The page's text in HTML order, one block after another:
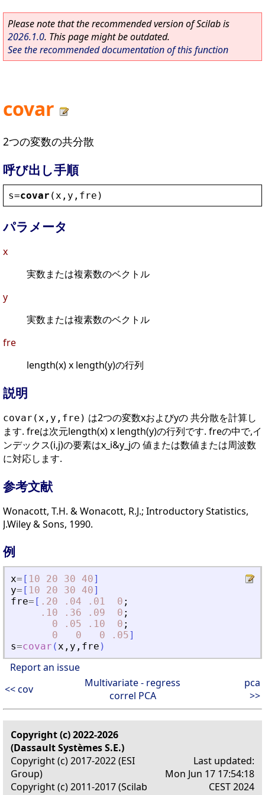
Please note that the recommended version of Scilab is
2026.1.0. This page might be outdated.
See the recommended documentation of this function
covar
2つの変数の共分散
呼び出し手順
s=covar ( x , y , fre )
パラメータ
x
実数または複素数のベクトル
y
実数または複素数のベクトル
fre
length(x) x length(y)の行列
説明
covar(x,y,fre) は2つの変数xおよびyの 共分散を計算し
ます. freは次元length(x) x length(y)の行列です. freの中で,イ
ンデックス(i,j)の要素はx_i&y_jの 値または数値または周波数
に対応します.
参考文献
Wonacott, T.H. & Wonacott, R.J.; Introductory Statistics,
J.Wiley & Sons, 1990.
例
x= [ 10 20 30 40]
y= [ 10 20 30 40]
fre= [ .20 .04 .01 0 ;
.10
.36 .09 0 ;
0
.05 .10 0 ;
0
0 0 .05]
s=covar (x , y , fre )
Report an issue
<< cov
Multivariate - regress
correl PCA
pca
>>
Copyright (c) 2022-2026
(Dassault Systèmes S.E.)
Copyright (c) 2017-2022 (ESI
Group)
Copyright (c) 2011-2017 (Scilab
Last updated:
Mon Jun 17 17:54:18
CEST 2024